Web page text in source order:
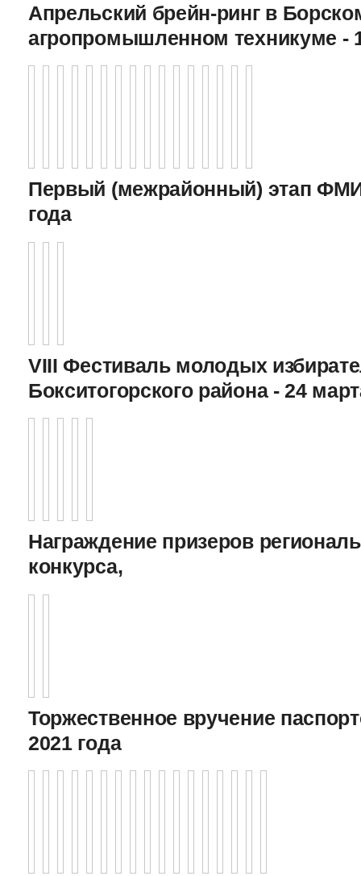
Апрельский брейн-ринг в
агропромышленном техникуме -
Первый (межрайонный) этап
года
VIII Фестиваль молодых
Бокситогорского района - 24
Награждение призеров
конкурса,
Торжественное вручение
2021 года